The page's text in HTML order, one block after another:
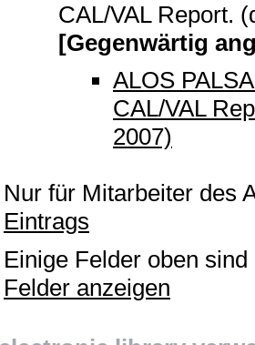
CAL/VAL Report.
[Gegenwärtig
ALOS
CAL/VAL
2007)
Nur für Mitarbeiter des
Eintrags
Einige Felder oben
Felder anzeigen